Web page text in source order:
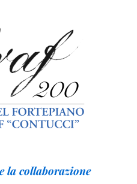
la collaborazione